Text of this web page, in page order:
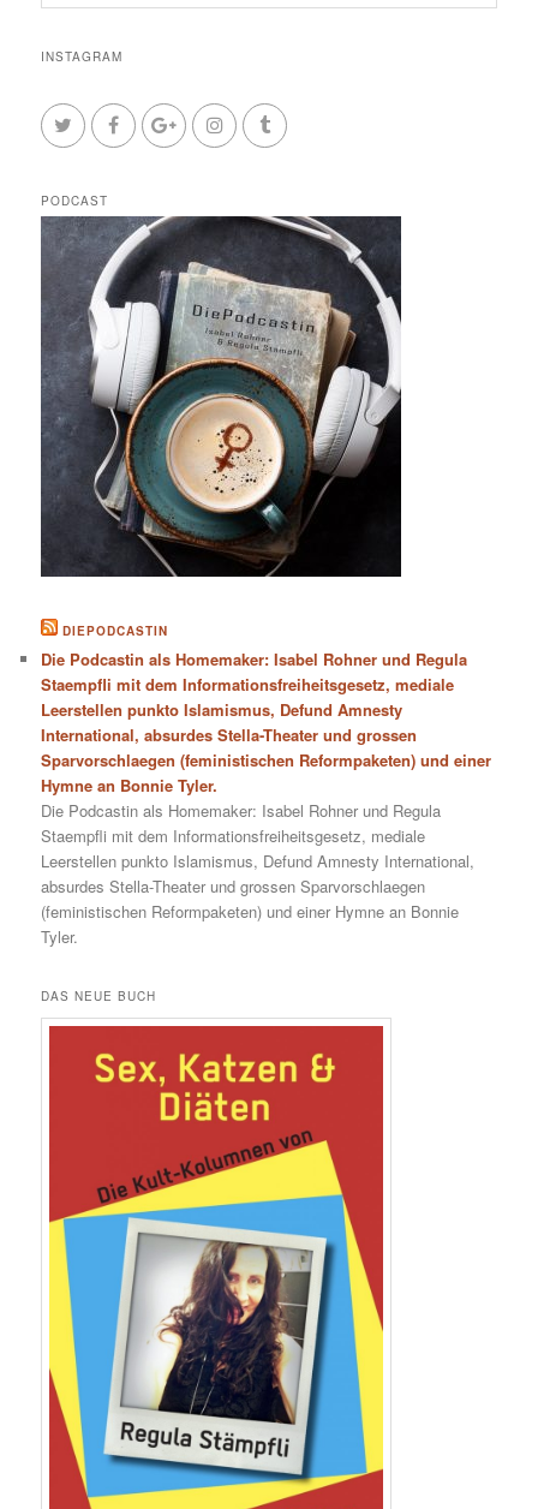
INSTAGRAM
PODCAST
DIEPODCASTIN
Die Podcastin als Homemaker: Isabel Rohner und Regula
Staempfli mit dem Informationsfreiheitsgesetz, mediale
Leerstellen punkto Islamismus, Defund Amnesty
International, absurdes Stella-Theater und grossen
Sparvorschlaegen (feministischen Reformpaketen) und einer
Hymne an Bonnie Tyler.
Die Podcastin als Homemaker: Isabel Rohner und Regula
Staempfli mit dem Informationsfreiheitsgesetz, mediale
Leerstellen punkto Islamismus, Defund Amnesty International,
absurdes Stella-Theater und grossen Sparvorschlaegen
(feministischen Reformpaketen) und einer Hymne an Bonnie
Tyler.
DAS NEUE BUCH